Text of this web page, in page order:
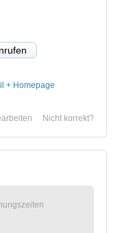
+ Homepage
Nicht korrekt?